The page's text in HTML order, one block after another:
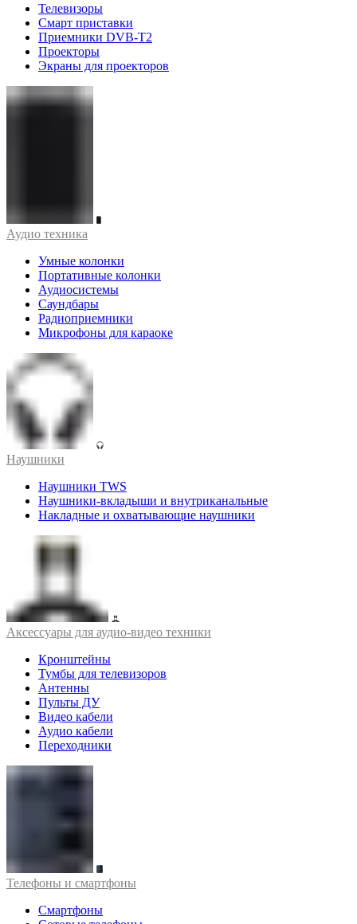
Телевизоры
Смарт приставки
Приемники DVB-T2
Проекторы
Экраны для проекторов
Аудио техника
Умные колонки
Портативные колонки
Аудиосистемы
Саундбары
Радиоприемники
Микрофоны для караоке
Наушники
Наушники TWS
Наушники-вкладыши и внутриканальные
Накладные и охватывающие наушники
Аксессуары для аудио-видео техники
Кронштейны
Тумбы для телевизоров
Антенны
Пульты ДУ
Видео кабели
Аудио кабели
Переходники
Телефоны и смартфоны
Смартфоны